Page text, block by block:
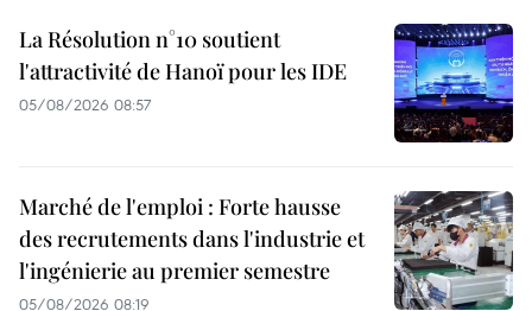
La Résolution n°10 soutient
l'attractivité de Hanoï pour les IDE
05/08/2026 08:57
Marché de l'emploi : Forte hausse
des recrutements dans l'industrie et
l'ingénierie au premier semestre
05/08/2026 08:19